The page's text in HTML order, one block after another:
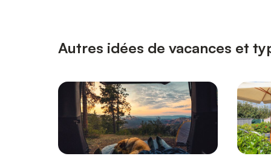
Autres idées de vacances et